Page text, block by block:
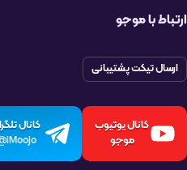
ارتباط با موجو
ارسال تیکت پشتیبانی
کانال یوتیوب
موجو
کانال
iMoojo@